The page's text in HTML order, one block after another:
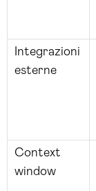
Integrazioni
esterne
Context
window